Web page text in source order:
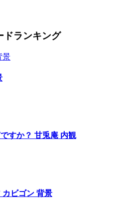
ドランキング
すか？ 甘兎庵 内観
カビゴン 背景